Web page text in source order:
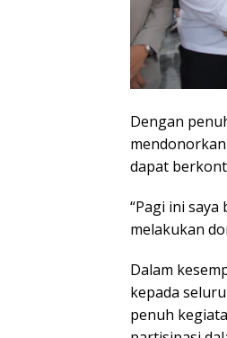
Dengan
dapat
“Pagi ini
melakukan
Dalam
kepada
penuh